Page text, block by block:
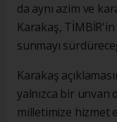
da aynı azim ve
Karakaş,
sunmayı
Karakaş
yalnızca bir unvan
milletimize hizmet